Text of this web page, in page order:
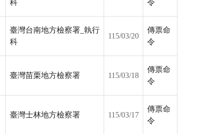
科
令
臺灣台南地方檢察署_執行
科
115/03/20
傳票命
令
臺灣苗栗地方檢察署 115/03/18
傳票命
令
臺灣士林地方檢察署 115/03/17
傳票命
令